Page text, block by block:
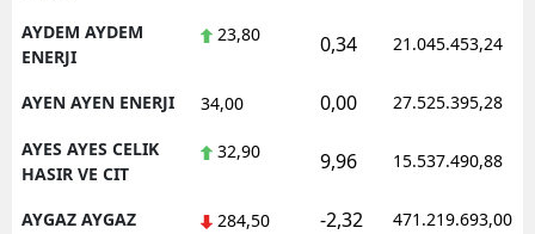
AYDEM AYDEM
ENERJI
23,80 0,34 21.045.453,24
AYEN AYEN ENERJI 34,00 0,00 27.525.395,28
AYES AYES CELIK
HASIR VE CIT
32,90 9,96 15.537.490,88
AYGAZ AYGAZ 284,50 -2,32 471.219.693,00